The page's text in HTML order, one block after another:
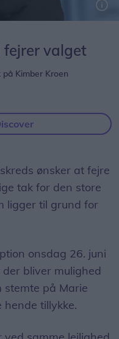
fejrer valget
Kimber Kroen
ønsker at fejre
tak for den store
ligger til grund for
onsdag 26. juni
bliver mulighed
stemte på Marie
tillykke.